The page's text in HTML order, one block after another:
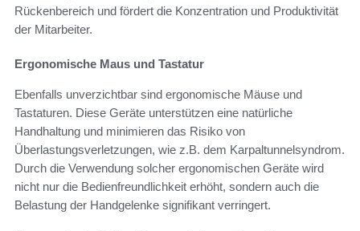
Rückenbereich und fördert die Konzentration und Produktivität
der Mitarbeiter.
Ergonomische Maus und Tastatur
Ebenfalls unverzichtbar sind ergonomische Mäuse und
Tastaturen. Diese Geräte unterstützen eine natürliche
Handhaltung und minimieren das Risiko von
Überlastungsverletzungen, wie z.B. dem Karpaltunnelsyndrom.
Durch die Verwendung solcher ergonomischen Geräte wird
nicht nur die Bedienfreundlichkeit erhöht, sondern auch die
Belastung der Handgelenke signifikant verringert.